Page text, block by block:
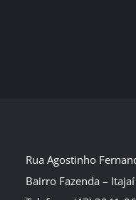
Rua Agostinho
Bairro Fazenda – Itajaí